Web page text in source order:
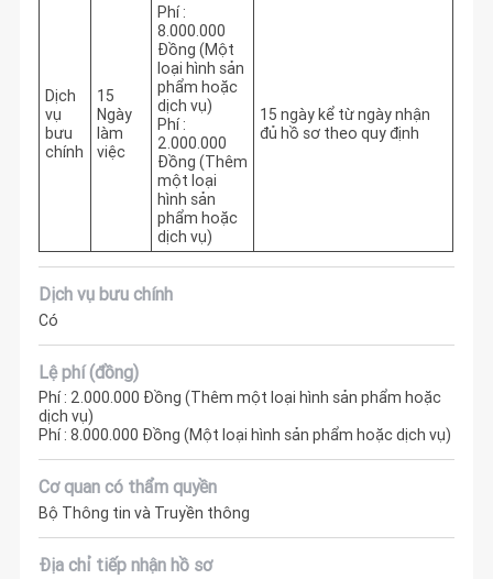
Dịch
vụ
bưu
chính
15
Ngày
làm
việc
Phí :
8.000.000
Đồng (Một
loại hình sản
phẩm hoặc
dịch vụ)
Phí :
2.000.000
Đồng (Thêm
một loại
hình sản
phẩm hoặc
dịch vụ)
15 ngày kể từ ngày nhận
đủ hồ sơ theo quy định
Dịch vụ bưu chính
Có
Lệ phí (đồng)
Phí : 2.000.000 Đồng (Thêm một loại hình sản phẩm hoặc
dịch vụ)
Phí : 8.000.000 Đồng (Một loại hình sản phẩm hoặc dịch vụ)
Cơ quan có thẩm quyền
Bộ Thông tin và Truyền thông
Địa chỉ tiếp nhận hồ sơ